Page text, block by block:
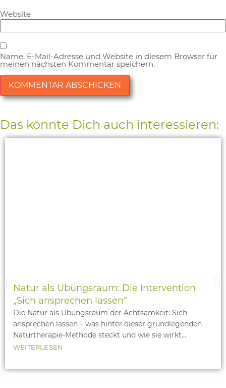
Website
Name, E-Mail-Adresse und Website in diesem Browser für
meinen nächsten Kommentar speichern.
Das könnte Dich auch interessieren:
Natur als Übungsraum: Die Intervention
„Sich ansprechen lassen“
Die Natur als Übungsraum der Achtsamkeit: Sich
ansprechen lassen – was hinter dieser grundlegenden
Naturtherapie-Methode steckt und wie sie wirkt...
WEITERLESEN